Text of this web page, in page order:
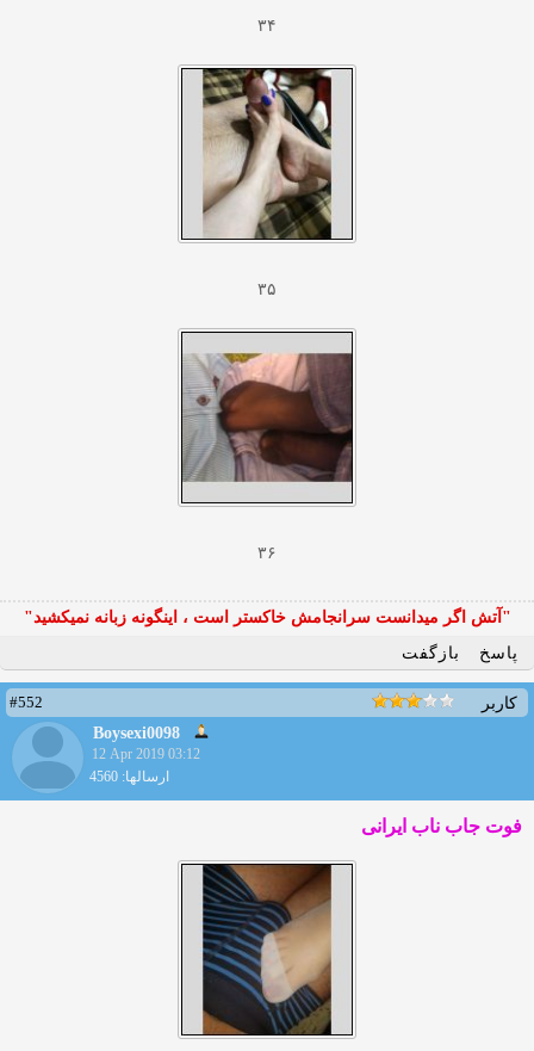
۳۴
۳۵
۳۶
"آتش اگر ميدانست سرانجامش خاكستر است ، اينگونه زبانه نميكشيد"
پاسخ
بازگفت
کاربر
#552
Boysexi0098
12 Apr 2019 03:12
ارسالها: 4560
فوت جاب ناب ایرانی